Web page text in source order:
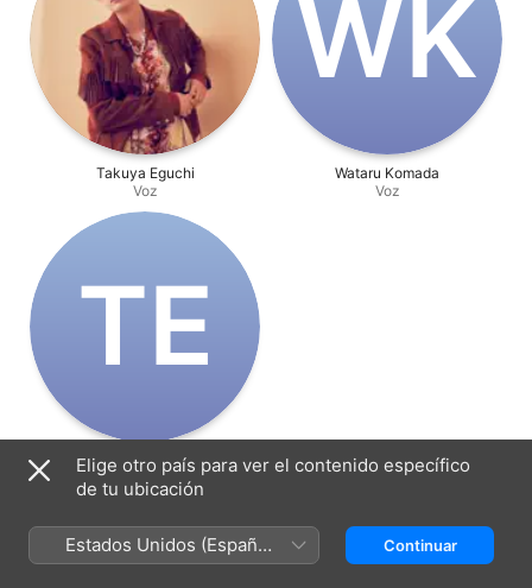
Takuya Eguchi
Voz
W‌K
Wataru Komada
Voz
T‌E
Tetsuya Endo
Dirección
Elige otro país para ver el contenido específico
de tu ubicación
Estados Unidos (Español
México)
Continuar